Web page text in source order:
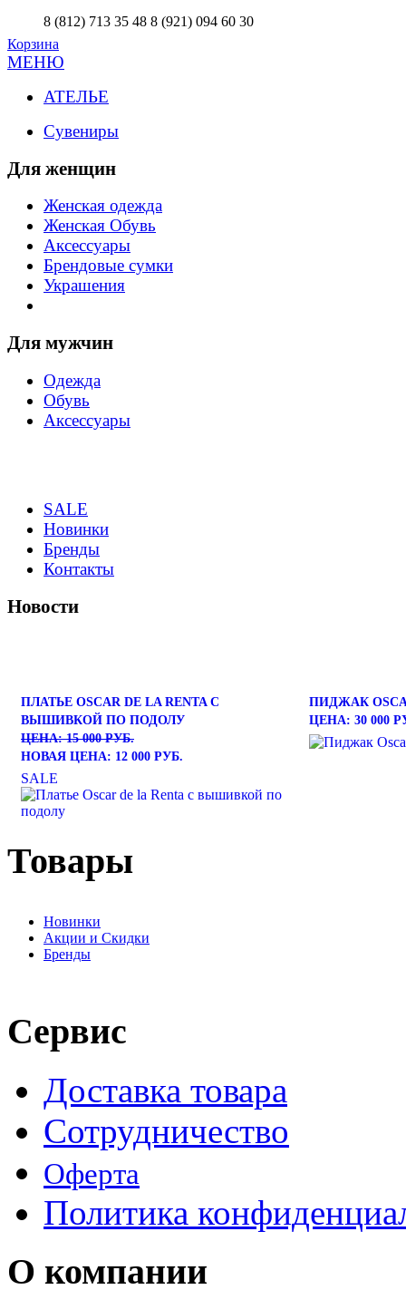
8 (812) 713 35 48 8 (921) 094 60 30
Корзина
МЕНЮ
АТЕЛЬЕ
Сувениры
Для женщин
Женская одежда
Женская Обувь
Аксессуары
Брендовые сумки
Украшения
Для мужчин
Одежда
Обувь
Аксессуары
SALE
Новинки
Бренды
Контакты
Новости
ПЛАТЬЕ OSCAR DE LA RENTA С
ВЫШИВКОЙ ПО ПОДОЛУ
ЦЕНА: 15 000 РУБ.
НОВАЯ ЦЕНА: 12 000 РУБ.
SALE
ПИДЖАК
ЦЕНА: 30 000
Товары
Новинки
Акции и Скидки
Бренды
Сервис
Доставка товара
Сотрудничество
Оферта
Политика
О компании